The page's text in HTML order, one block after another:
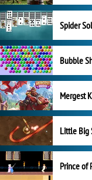
Spider
Bubble
Little Big
Prince of